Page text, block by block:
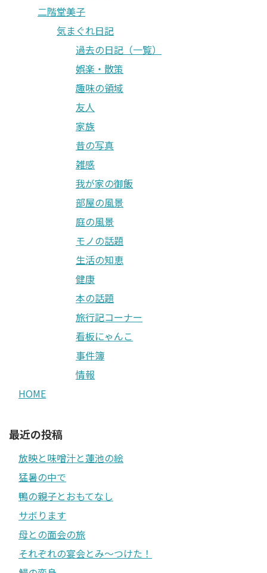
二階堂美子
気まぐれ日記
過去の日記（一覧）
娯楽・散策
趣味の領域
友人
家族
昔の写真
雑感
我が家の御飯
部屋の風景
庭の風景
モノの話題
生活の知恵
健康
本の話題
旅行記コーナー
看板にゃんこ
事件簿
情報
HOME
最近の投稿
放映と味噌汁と蓮池の絵
猛暑の中で
鴨の親子とおもてなし
サボります
母との面会の旅
それぞれの宴会とみ〜つけた！